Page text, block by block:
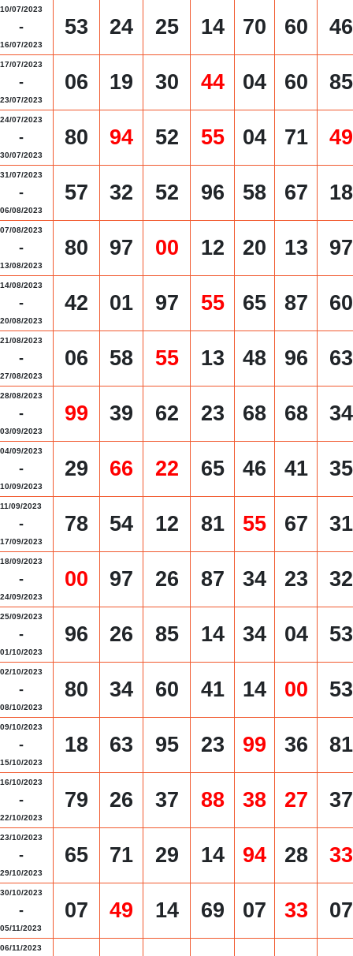
10/07/2023
-
16/07/2023
53 24 25 14 70 60 46
17/07/2023
-
23/07/2023
06 19 30 44 04 60 85
24/07/2023
-
30/07/2023
80 94 52 55 04 71 49
31/07/2023
-
06/08/2023
57 32 52 96 58 67 18
07/08/2023
-
13/08/2023
80 97 00 12 20 13 97
14/08/2023
-
20/08/2023
42 01 97 55 65 87 60
21/08/2023
-
27/08/2023
06 58 55 13 48 96 63
28/08/2023
-
03/09/2023
99 39 62 23 68 68 34
04/09/2023
-
10/09/2023
29 66 22 65 46 41 35
11/09/2023
-
17/09/2023
78 54 12 81 55 67 31
18/09/2023
-
24/09/2023
00 97 26 87 34 23 32
25/09/2023
-
01/10/2023
96 26 85 14 34 04 53
02/10/2023
-
08/10/2023
80 34 60 41 14 00 53
09/10/2023
-
15/10/2023
18 63 95 23 99 36 81
16/10/2023
-
22/10/2023
79 26 37 88 38 27 37
23/10/2023
-
29/10/2023
65 71 29 14 94 28 33
30/10/2023
-
05/11/2023
07 49 14 69 07 33 07
06/11/2023